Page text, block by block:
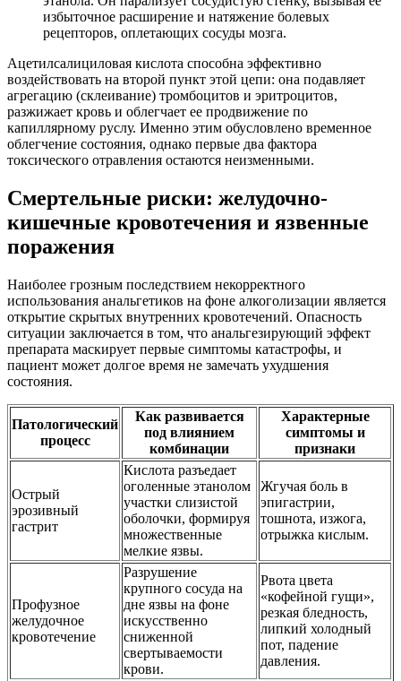
избыточное расширение и натяжение болевых
рецепторов, оплетающих сосуды мозга.
Ацетилсалициловая кислота способна эффективно
воздействовать на второй пункт этой цепи: она подавляет
агрегацию (склеивание) тромбоцитов и эритроцитов,
разжижает кровь и облегчает ее продвижение по
капиллярному руслу. Именно этим обусловлено временное
облегчение состояния, однако первые два фактора
токсического отравления остаются неизменными.
Смертельные риски: желудочно-
кишечные кровотечения и язвенные
поражения
Наиболее грозным последствием некорректного
использования анальгетиков на фоне алкоголизации является
открытие скрытых внутренних кровотечений. Опасность
ситуации заключается в том, что анальгезирующий эффект
препарата маскирует первые симптомы катастрофы, и
пациент может долгое время не замечать ухудшения
состояния.
Патологический
процесс
Как развивается
под влиянием
комбинации
Характерные
симптомы и
признаки
Острый
эрозивный
гастрит
Кислота разъедает
оголенные этанолом
участки слизистой
оболочки, формируя
множественные
мелкие язвы.
Жгучая боль в
эпигастрии,
тошнота, изжога,
отрыжка кислым.
Профузное
желудочное
кровотечение
Разрушение
крупного сосуда на
дне язвы на фоне
искусственно
сниженной
свертываемости
крови.
Рвота цвета
«кофейной гущи»,
резкая бледность,
липкий холодный
пот, падение
давления.